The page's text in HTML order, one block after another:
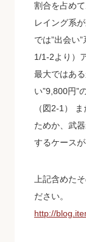
割合を占め
レイング系
では”出会い
1/1-2より）
最大ではあ
い”9,800円”
（図2-1）
ためか、武
するケース
上記含めた
ださい。
http://